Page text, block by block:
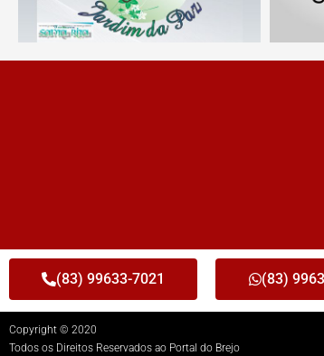
(83) 99633-7021 (83)
Copyright © 2020
Todos os Direitos Reservados ao Portal do Brejo